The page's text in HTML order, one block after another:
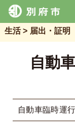
生活 届出・証明
自動
自動車臨時運